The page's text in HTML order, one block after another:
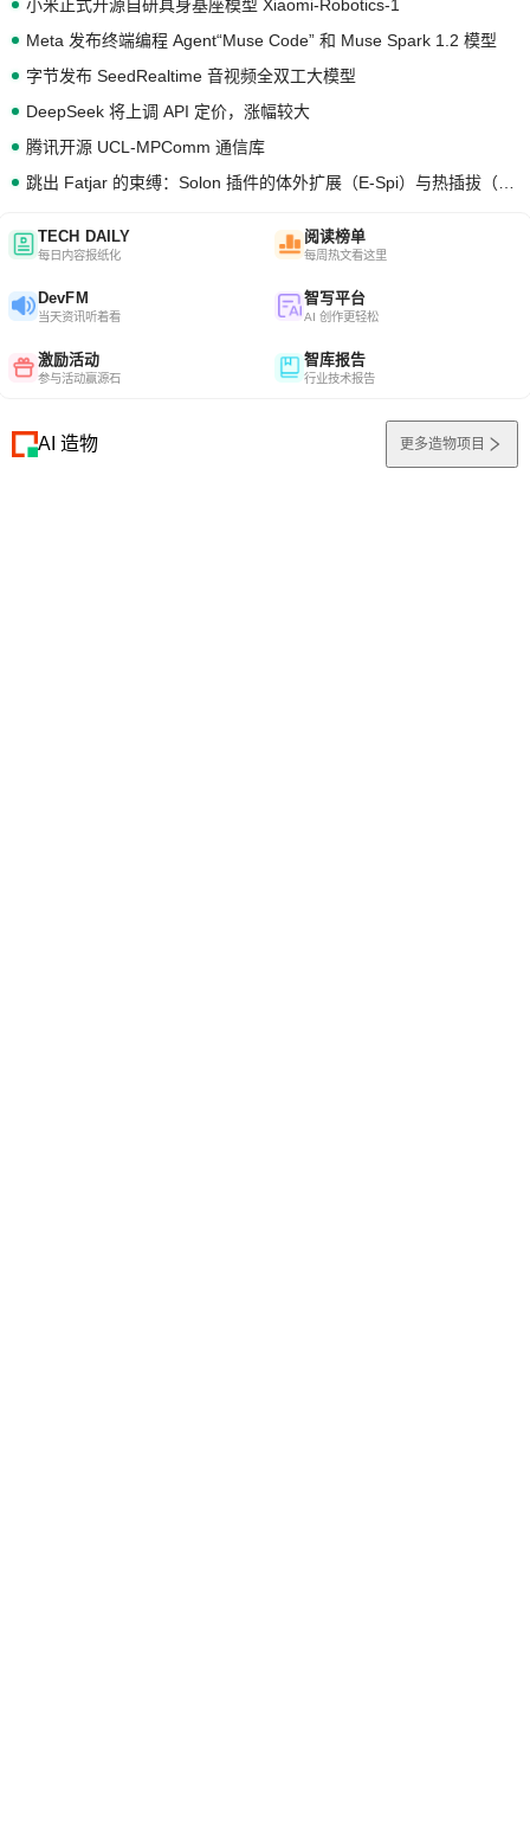
小米正式开源自研具身基座模型 Xiaomi-Robotics-1
Meta 发布终端编程 Agent“Muse Code” 和 Muse Spark 1.2 模型
字节发布 SeedRealtime 音视频全双工大模型
DeepSeek 将上调 API 定价，涨幅较大
腾讯开源 UCL-MPComm 通信库
TECH DAILY
每日内容报纸化
阅读榜单
每周热文看这里
DevFM
当天资讯听着看
智写平台
AI 创作更轻松
激励活动
参与活动赢源石
智库报告
行业技术报告
AI 造物 更多造物项目